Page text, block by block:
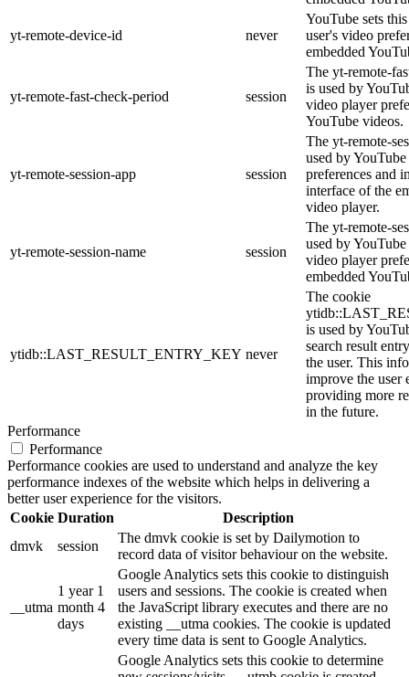
yt-remote-device-id never
YouTube sets
user's video
embedded
yt-remote-fast-check-period session
The yt-remote-
is used by
video player
YouTube videos.
yt-remote-session-app session
The yt-remote-
used by
preferences and
interface of the
video player.
yt-remote-session-name session
The yt-remote-
used by
video player
embedded
ytidb::LAST_RESULT_ENTRY_KEY never
The cookie
is used by
search result
the user. This
improve the user
providing more
in the future.
Performance
Performance
Performance cookies are used to understand and analyze the key
performance indexes of the website which helps in delivering a
better user experience for the visitors.
Cookie Duration
Description
dmvk
session
The dmvk cookie is set by Dailymotion to
record data of visitor behaviour on the website.
__utma
1 year 1
month 4
days
Google Analytics sets this cookie to distinguish
users and sessions. The cookie is created when
the JavaScript library executes and there are no
existing __utma cookies. The cookie is updated
every time data is sent to Google Analytics.
Google Analytics sets this cookie to determine